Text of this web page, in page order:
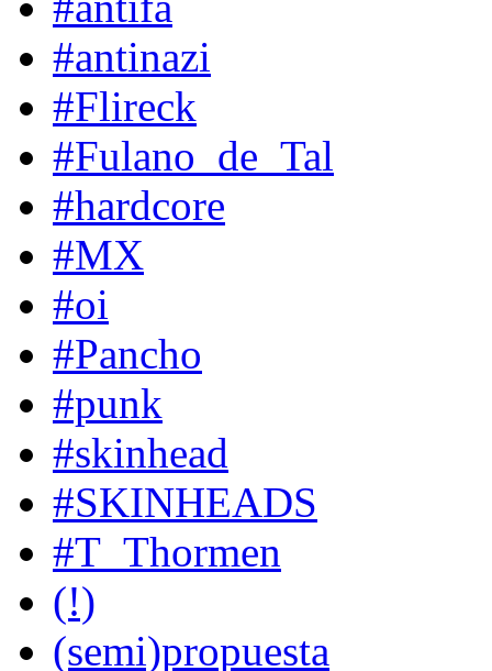
#antinazi
#Flireck
#Fulano_de_Tal
#hardcore
#MX
#oi
#Pancho
#punk
#skinhead
#SKINHEADS
#T_Thormen
(!)
(semi)propuesta